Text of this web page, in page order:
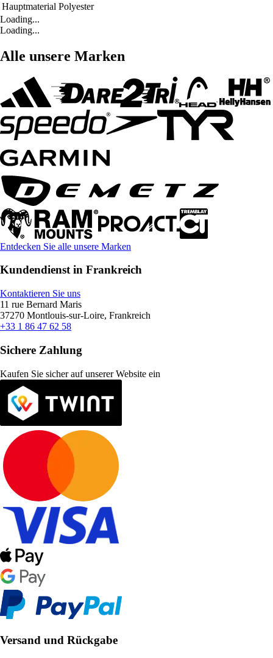
Hauptmaterial Polyester
Loading...
Loading...
Alle unsere Marken
Entdecken Sie alle unsere Marken
Kundendienst in Frankreich
Kontaktieren Sie uns
11 rue Bernard Maris
37270 Montlouis-sur-Loire, Frankreich
+33 1 86 47 62 58
Sichere Zahlung
Kaufen Sie sicher auf unserer Website ein
Versand und Rückgabe